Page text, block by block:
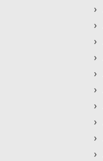
›
›
›
›
›
›
›
›
›
›